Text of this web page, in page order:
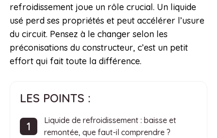
refroidissement joue un rôle crucial. Un liquide
usé perd ses propriétés et peut accélérer l’usure
du circuit. Pensez à le changer selon les
préconisations du constructeur, c’est un petit
effort qui fait toute la différence.
LES POINTS :
Liquide de refroidissement : baisse et
remontée, que faut-il comprendre ?